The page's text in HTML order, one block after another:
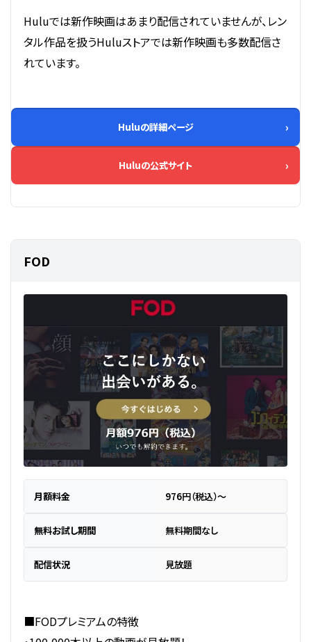
Huluでは新作映画はあまり配信されていませんが、レン
タル作品を扱うHuluストアでは新作映画も多数配信さ
れています。
Huluの詳細ページ
Huluの公式サイト
FOD
月額料金 976円（税込）～
無料お試し期間 無料期間なし
配信状況 見放題
■FODプレミアムの特徴